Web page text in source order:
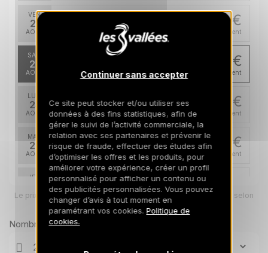
VEN.
21
AOÛT
467 €
/hébergement
SAM.
22
AOÛT
448 €
/hébergement
LUN.
24
AOÛT
448 €
/hébergement
Retour le
27/08/2026
MAR.
25
AOÛT
448 €
/hébergement
Retour le
28/08/2026
JEU.
AOÛT
448 €
/hébergement
Retour le
30/08/2026
Le prix total pour votre sélection sera ajusté en page suivante selon
vos options
Nombre de voyageurs
Continuer sans accepter
Ce site peut stocker et/ou utiliser ses
données à des fins statistiques, afin de
gérer le suivi de l’activité commerciale, la
relation avec ses partenaires et prévenir le
risque de fraude, effectuer des études afin
d’optimiser les offres et les produits, pour
améliorer votre expérience, créer un profil
personnalisé pour afficher un contenu ou
des publicités personnalisées. Vous pouvez
changer d’avis à tout moment en
paramétrant vos cookies. Politique de
cookies.